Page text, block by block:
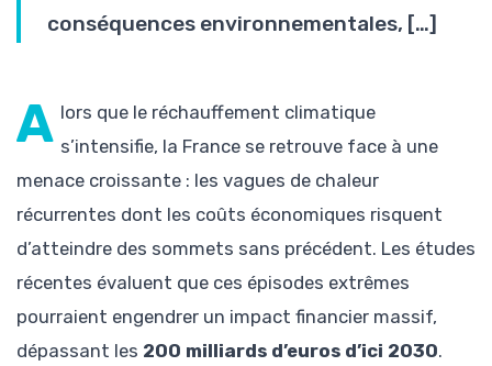
conséquences environnementales, […]
A lors que le réchauffement climatique
s’intensifie, la France se retrouve face à une
menace croissante : les vagues de chaleur
récurrentes dont les coûts économiques risquent
d’atteindre des sommets sans précédent. Les études
récentes évaluent que ces épisodes extrêmes
pourraient engendrer un impact financier massif,
dépassant les 200 milliards d’euros d’ici 2030.